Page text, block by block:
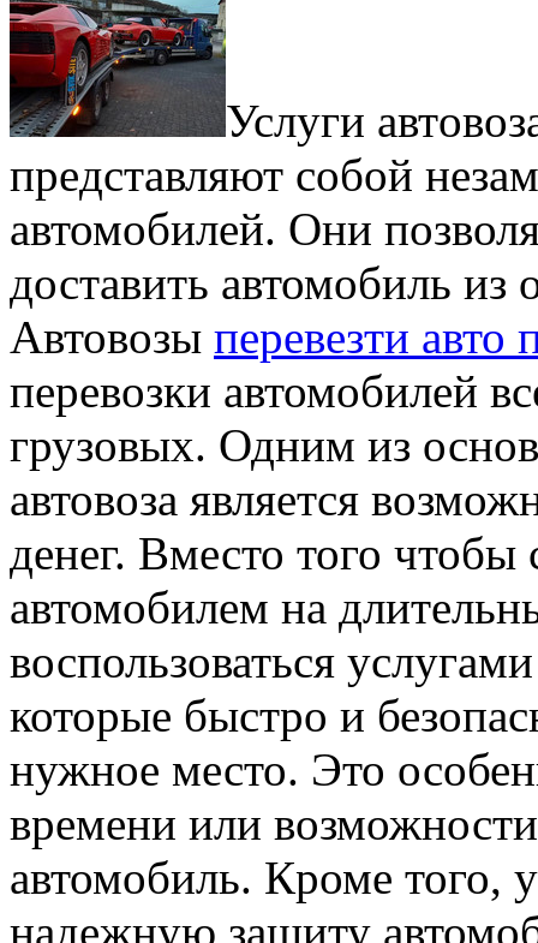
Услуги
прeдстaвляют собой
автомобилей. Они
доставить автомобиль из
Автовозы перевезти авто
перевозки автомобилей
грузовых. Одним из
автовоза является
денег. Вместо того чтобы
автомобилем на
воспользоваться
которые быстро и
нужное место. Это
времени или
автомобиль. Кроме того,
надежную защиту